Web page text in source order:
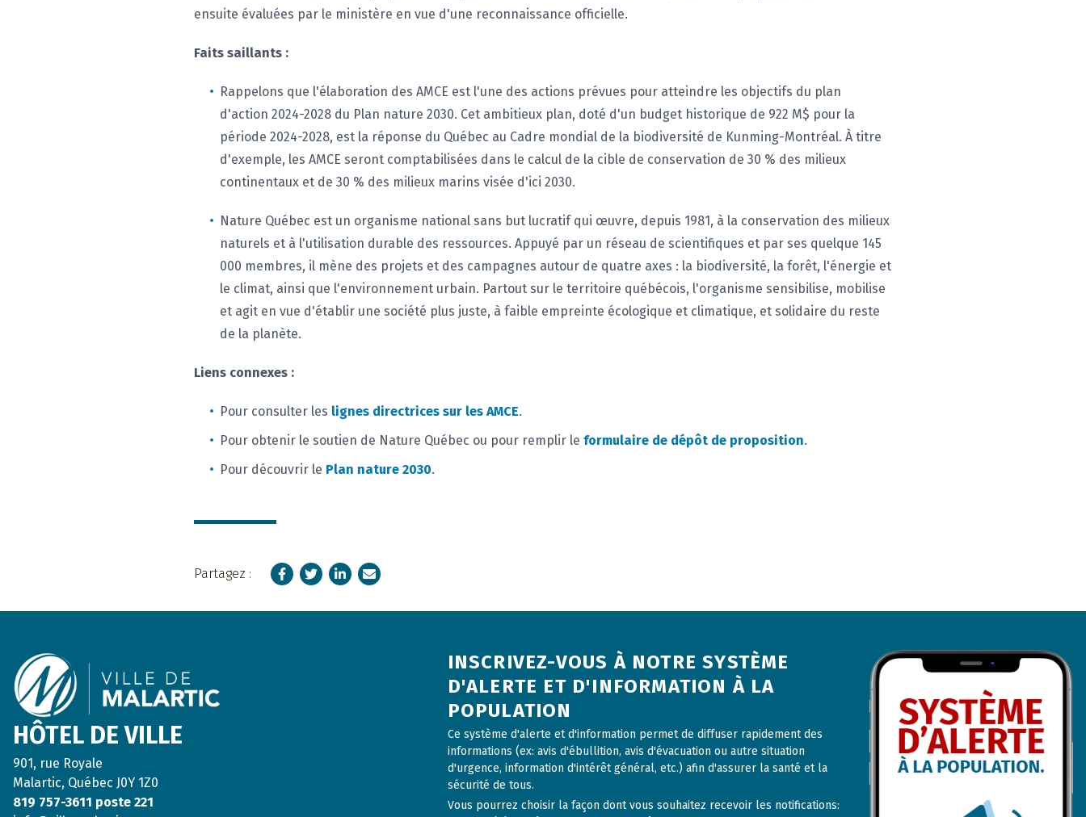
ensuite évaluées par le ministère en vue d'une reconnaissance officielle.
Faits saillants :
Rappelons que l'élaboration des AMCE est l'une des actions prévues pour atteindre les objectifs du plan
d'action 2024-2028 du Plan nature 2030. Cet ambitieux plan, doté d'un budget historique de 922 M$ pour la
période 2024-2028, est la réponse du Québec au Cadre mondial de la biodiversité de Kunming-Montréal. À titre
d'exemple, les AMCE seront comptabilisées dans le calcul de la cible de conservation de 30 % des milieux
continentaux et de 30 % des milieux marins visée d'ici 2030.
Nature Québec est un organisme national sans but lucratif qui œuvre, depuis 1981, à la conservation des milieux
naturels et à l'utilisation durable des ressources. Appuyé par un réseau de scientifiques et par ses quelque 145
000 membres, il mène des projets et des campagnes autour de quatre axes : la biodiversité, la forêt, l'énergie et
le climat, ainsi que l'environnement urbain. Partout sur le territoire québécois, l'organisme sensibilise, mobilise
et agit en vue d'établir une société plus juste, à faible empreinte écologique et climatique, et solidaire du reste
de la planète.
Liens connexes :
Pour consulter les lignes directrices sur les AMCE.
Pour obtenir le soutien de Nature Québec ou pour remplir le formulaire de dépôt de proposition.
Pour découvrir le Plan nature 2030.
Partagez : Facebook
TwitterLinkedIn
Courriel
HÔTEL DE VILLE
901, rue Royale
Malartic, Québec J0Y 1Z0
819 757-3611 poste 221
INSCRIVEZ-VOUS À NOTRE SYSTÈME
D'ALERTE ET D'INFORMATION À LA
POPULATION
Ce système d'alerte et d'information permet de diffuser rapidement des
informations (ex: avis d'ébullition, avis d'évacuation ou autre situation
d'urgence, information d'intérêt général, etc.) afin d'assurer la santé et la
sécurité de tous.
Vous pourrez choisir la façon dont vous souhaitez recevoir les notifications: